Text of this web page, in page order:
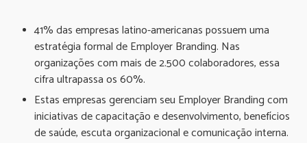
41% das empresas latino-americanas possuem uma
estratégia formal de Employer Branding. Nas
organizações com mais de 2.500 colaboradores, essa
cifra ultrapassa os 60%.
Estas empresas gerenciam seu Employer Branding com
iniciativas de capacitação e desenvolvimento, benefícios
de saúde, escuta organizacional e comunicação interna.